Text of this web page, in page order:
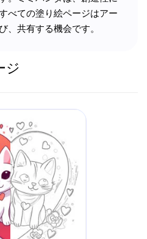
べての塗り絵ページはアー
、共有する機会です。
ジ